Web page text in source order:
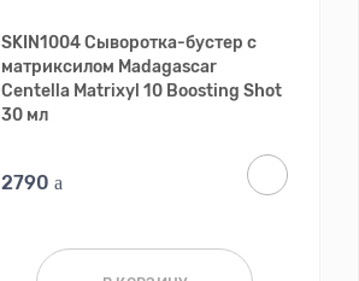
SKIN1004 Сыворотка-бустер с
матриксилом Madagascar
Centella Matrixyl 10 Boosting Shot
30 мл
2790